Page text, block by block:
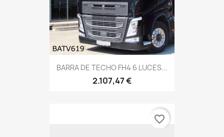
BARRA DE TECHO FH4 6 LUCES...
2.107,47 €
favorite_border